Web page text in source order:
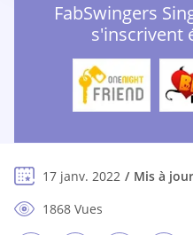
FabSwingers
s'inscrivent
17 janv. 2022 Mis à
1868 Vues